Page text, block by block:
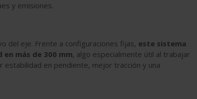
y emisiones.
del eje. Frente a configuraciones fijas, este sistema
más de 300 mm, algo especialmente útil al trabajar
en pendiente, mejor tracción y una